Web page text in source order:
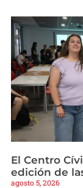
El Centro
edición de
agosto 5, 2026